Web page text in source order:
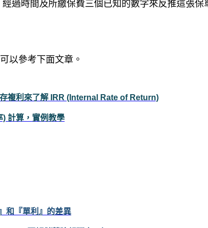
過時間及所繳保費三個已知的數字來反推這張
以參考下面文章。
複利來了解 IRR (Internal Rate of Return)
) 計算，實例教學
和『單利』的差異